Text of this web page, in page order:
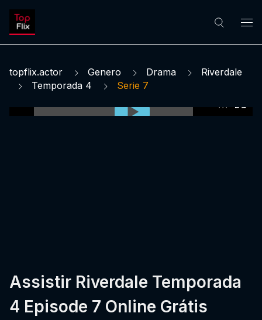
topflix.actor Genero Drama
Riverdale
Temporada 4
Serie 7
Assistir Riverdale Temporada
4 Episode 7 Online Grátis